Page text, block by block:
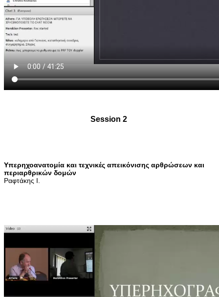
Session 2
Υπερηχοανατομία και τεχνικές απεικόνισης αρθρώσεων και
περιαρθρικών δομών
Ραφτάκης Ι.